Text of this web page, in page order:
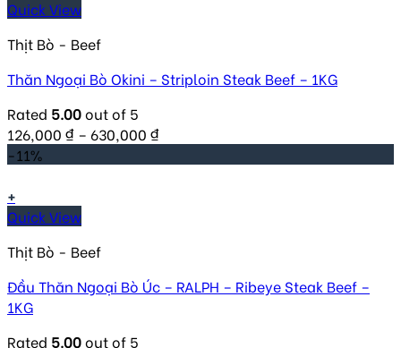
Quick View
Thịt Bò - Beef
Thăn Ngoại Bò Okini – Striploin Steak Beef – 1KG
Rated 5.00out of 5
126,000 ₫ – 630,000 ₫
-11%
+
Quick View
Thịt Bò - Beef
Đầu Thăn Ngoại Bò Úc – RALPH – Ribeye Steak Beef –
1KG
Rated 5.00out of 5